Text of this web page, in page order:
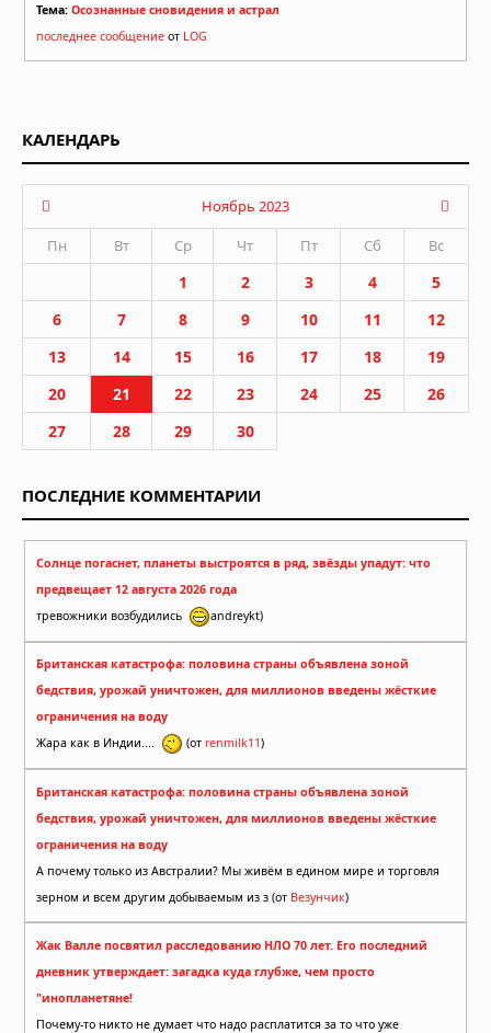
Тема: Осознанные сновидения и астрал
последнее сообщение от LOG
КАЛЕНДАРЬ
Ноябрь 2023
Пн
Вт Ср Чт Пт Сб Вс
1 2 3 4
5
6
7 8 9 10 11
12
13
14 15 16 17 18
19
20
21 22 23 24 25
26
27
28 29 30
ПОСЛЕДНИЕ КОММЕНТАРИИ
Солнце погаснет, планеты выстроятся в ряд, звёзды упадут: что
предвещает 12 августа 2026 года
тревожники возбудились
andreykt)
Британская катастрофа: половина страны объявлена зоной
бедствия, урожай уничтожен, для миллионов введены жёсткие
ограничения на воду
Жара как в Индии....
(от renmilk11)
Британская катастрофа: половина страны объявлена зоной
бедствия, урожай уничтожен, для миллионов введены жёсткие
ограничения на воду
А почему только из Австралии? Мы живём в едином мире и торговля
зерном и всем другим добываемым из з (от Везунчик)
Жак Валле посвятил расследованию НЛО 70 лет. Его последний
дневник утверждает: загадка куда глубже, чем просто
"инопланетяне!
Почему-то никто не думает что надо расплатится за то что уже